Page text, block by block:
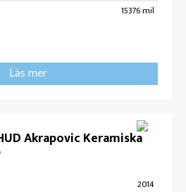
15376 mil
Läs mer
Akrapovic Keramiska
2014